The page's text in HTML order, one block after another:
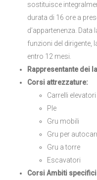
sostituisce
durata di 16 ore a
d’appartenenza. Data
funzioni del dirigente,
entro 12 mesi.
Rappresentante dei
Corsi attrezzature:
Carrelli elevatori
Ple
Gru mobili
Gru per
Gru a torre
Escavatori
Corsi Ambiti specifici